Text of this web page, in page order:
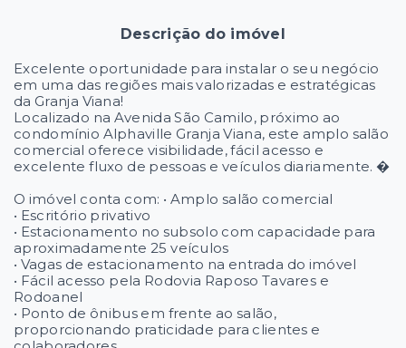
Descrição do imóvel
Excelente oportunidade para instalar o seu negócio
em uma das regiões mais valorizadas e estratégicas
da Granja Viana!
Localizado na Avenida São Camilo, próximo ao
condomínio Alphaville Granja Viana, este amplo salão
comercial oferece visibilidade, fácil acesso e
excelente fluxo de pessoas e veículos diariamente. �
O imóvel conta com: • Amplo salão comercial
• Escritório privativo
• Estacionamento no subsolo com capacidade para
aproximadamente 25 veículos
• Vagas de estacionamento na entrada do imóvel
• Fácil acesso pela Rodovia Raposo Tavares e
Rodoanel
• Ponto de ônibus em frente ao salão,
proporcionando praticidade para clientes e